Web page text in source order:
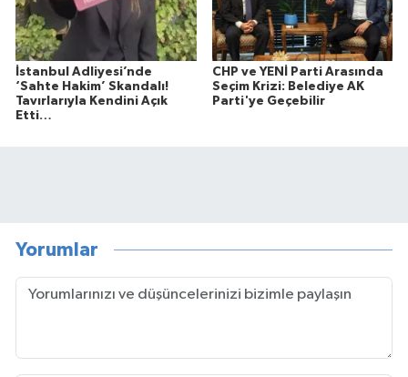
İstanbul Adliyesi’nde
‘Sahte Hakim’ Skandalı!
Tavırlarıyla Kendini Açık
Etti…
CHP ve YENİ Parti Arasında
Seçim Krizi: Belediye AK
Parti'ye Geçebilir
Yorumlar